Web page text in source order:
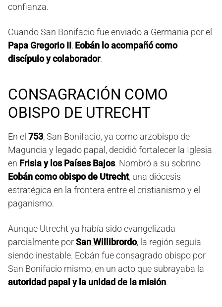
confianza.
Cuando San Bonifacio fue enviado a Germania por el
Papa Gregorio II, Eobán lo acompañó como
discípulo y colaborador.
CONSAGRACIÓN COMO
OBISPO DE UTRECHT
En el 753, San Bonifacio, ya como arzobispo de
Maguncia y legado papal, decidió fortalecer la Iglesia
en Frisia y los Países Bajos. Nombró a su sobrino
Eobán como obispo de Utrecht, una diócesis
estratégica en la frontera entre el cristianismo y el
paganismo.
Aunque Utrecht ya había sido evangelizada
parcialmente porSan Willibrordo, la región seguía
siendo inestable. Eobán fue consagrado obispo por
San Bonifacio mismo, en un acto que subrayaba la
autoridad papal y la unidad de la misión.